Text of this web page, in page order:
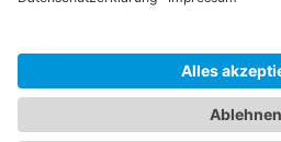
NEWSLETTER